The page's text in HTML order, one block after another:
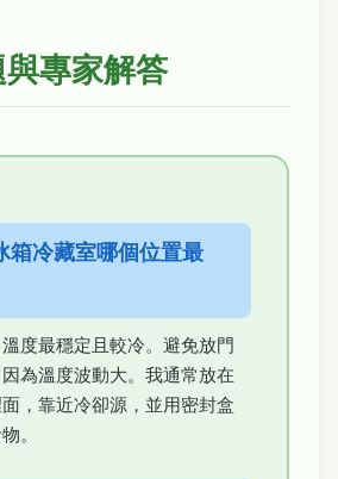
專家解答
箱冷藏室哪個位置最
度最穩定且較冷。避免放門
為溫度波動大。我通常放在
，靠近冷卻源，並用密封盒
。